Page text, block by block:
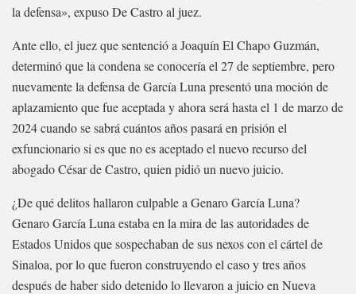
la defensa», expuso De Castro al juez.
Ante ello, el juez que sentenció a Joaquín El Chapo Guzmán,
determinó que la condena se conocería el 27 de septiembre, pero
nuevamente la defensa de García Luna presentó una moción de
aplazamiento que fue aceptada y ahora será hasta el 1 de marzo de
2024 cuando se sabrá cuántos años pasará en prisión el
exfuncionario si es que no es aceptado el nuevo recurso del
abogado César de Castro, quien pidió un nuevo juicio.
¿De qué delitos hallaron culpable a Genaro García Luna?
Genaro García Luna estaba en la mira de las autoridades de
Estados Unidos que sospechaban de sus nexos con el cártel de
Sinaloa, por lo que fueron construyendo el caso y tres años
después de haber sido detenido lo llevaron a juicio en Nueva